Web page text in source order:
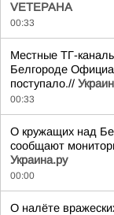
VЕТЕРАНА
00:33
Местные ТГ-
Белгороде
поступало.//
00:33
О кружащих над
сообщают
Украина.ру
00:00
О налёте